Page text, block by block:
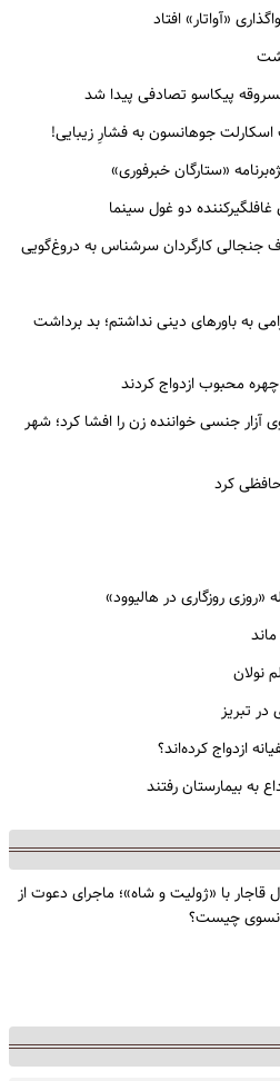
پیکاسو تصادفی پیدا شد
اسکارلت جوهانسون به فشارِ زیبایی!
«ستارگان خبرفوری»
دو غول سینما
جنجالی کارگردان سرشناس به دروغ‌گویی
به باورهای دینی نداشتم؛ بد برداشت
محبوب ازدواج کردند
آزار جنسی خواننده زن را افشا کرد؛ شهر
کرد
«روزی روزگاری در هالیوود»
نولان
تبریز
ازدواج کرده‌اند؟
به بیمارستان رفتند
قاجار با «ژولیت و شاه»؛ ماجرای دعوت از
چیست؟